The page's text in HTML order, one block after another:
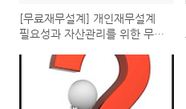
[무료재무설계] 개인재무설계
필요성과 자산관리를 위한 무료